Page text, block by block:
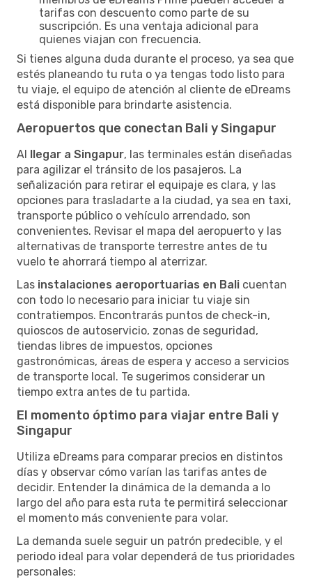
tarifas con descuento como parte de su
suscripción. Es una ventaja adicional para
quienes viajan con frecuencia.
Si tienes alguna duda durante el proceso, ya sea que
estés planeando tu ruta o ya tengas todo listo para
tu viaje, el equipo de atención al cliente de eDreams
está disponible para brindarte asistencia.
Aeropuertos que conectan Bali y Singapur
Al llegar a Singapur, las terminales están diseñadas
para agilizar el tránsito de los pasajeros. La
señalización para retirar el equipaje es clara, y las
opciones para trasladarte a la ciudad, ya sea en taxi,
transporte público o vehículo arrendado, son
convenientes. Revisar el mapa del aeropuerto y las
alternativas de transporte terrestre antes de tu
vuelo te ahorrará tiempo al aterrizar.
Las instalaciones aeroportuarias en Bali cuentan
con todo lo necesario para iniciar tu viaje sin
contratiempos. Encontrarás puntos de check-in,
quioscos de autoservicio, zonas de seguridad,
tiendas libres de impuestos, opciones
gastronómicas, áreas de espera y acceso a servicios
de transporte local. Te sugerimos considerar un
tiempo extra antes de tu partida.
El momento óptimo para viajar entre Bali y
Singapur
Utiliza eDreams para comparar precios en distintos
días y observar cómo varían las tarifas antes de
decidir. Entender la dinámica de la demanda a lo
largo del año para esta ruta te permitirá seleccionar
el momento más conveniente para volar.
La demanda suele seguir un patrón predecible, y el
periodo ideal para volar dependerá de tus prioridades
personales: